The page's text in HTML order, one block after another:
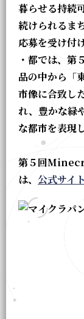
暮らせる持続
続けられるま
応募を受け付
・都では、
品の中から「
市像に合致し
れ、豊かな緑
な都市を表現
第５回
は、 公式サイ